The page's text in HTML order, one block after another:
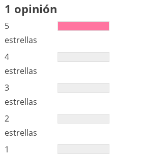
1 opinión
5
estrellas
4
estrellas
3
estrellas
2
estrellas
1